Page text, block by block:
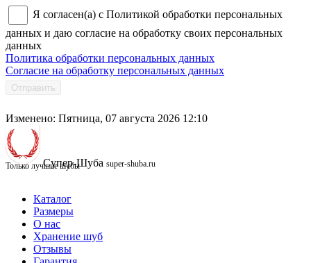
Я согласен(а) с Политикой обработки персональных
данных и даю согласие на обработку своих персональных
данных
Политика обработки персональных данных
Согласие на обработку персональных данных
Отправить
Изменено: Пятница, 07 августа 2026 12:10
Супер-Шуба super-shuba.ru
Только лучшие шубы
Каталог
Размеры
О нас
Хранение шуб
Отзывы